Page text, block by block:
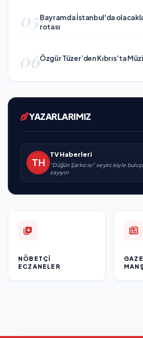
05Bayramda İstanbul'da
rotası
06Özgür Tüzer’den Kıbrıs’ta
YAZARLARIMIZ
TV Haberleri
“Düğün Şarkıcısı” seyircisiyle
sayıyor
NÖBETÇI
ECZANELER